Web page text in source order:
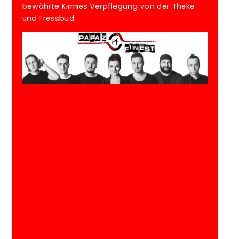
bewährte Kirmes Verpflegung von der Theke
und Fressbud.